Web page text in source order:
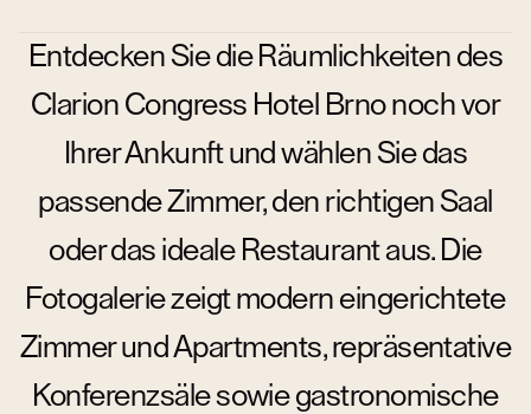
Entdecken Sie die Räumlichkeiten des
Clarion Congress Hotel Brno noch vor
Ihrer Ankunft und wählen Sie das
passende Zimmer, den richtigen Saal
oder das ideale Restaurant aus. Die
Fotogalerie zeigt modern eingerichtete
Zimmer und Apartments, repräsentative
Konferenzsäle sowie gastronomische